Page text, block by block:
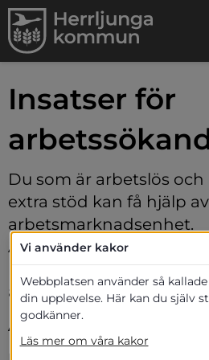
Insatser för
Du som är arbetslös
extra stöd kan få hjälp
arbetsmarknadsenhet.
kommuns verksamhet
arbetsmarknadsinsatser.
Arbetssökande
Vi använder kakor
Webbplatsen använder så
din upplevelse. Här kan du själv
godkänner.
Läs mer om våra kakor